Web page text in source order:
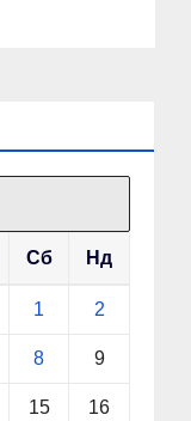
Сб Нд
1 2
8 9
15 16